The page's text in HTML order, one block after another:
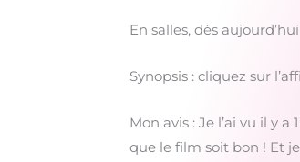
En salles, dès
Synopsis : cliquez sur
Mon avis : Je l’ai vu il y
que le film soit bon ! Et